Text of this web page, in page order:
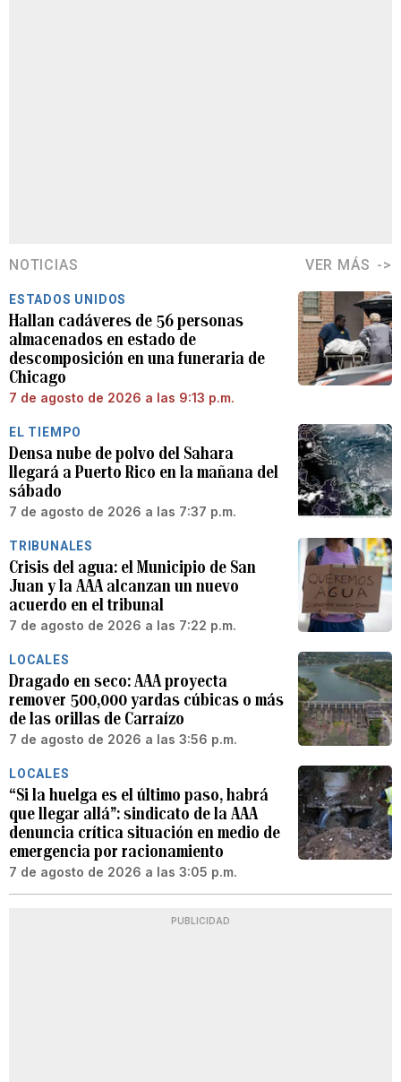
NOTICIAS VER MÁS
ESTADOS UNIDOS
Hallan cadáveres de 56 personas
almacenados en estado de
descomposición en una funeraria de
Chicago
7 de agosto de 2026 a las 9:13 p.m.
EL TIEMPO
Densa nube de polvo del Sahara
llegará a Puerto Rico en la mañana del
sábado
7 de agosto de 2026 a las 7:37 p.m.
TRIBUNALES
Crisis del agua: el Municipio de San
Juan y la AAA alcanzan un nuevo
acuerdo en el tribunal
7 de agosto de 2026 a las 7:22 p.m.
LOCALES
Dragado en seco: AAA proyecta
remover 500,000 yardas cúbicas o más
de las orillas de Carraízo
7 de agosto de 2026 a las 3:56 p.m.
LOCALES
“Si la huelga es el último paso, habrá
que llegar allá”: sindicato de la AAA
denuncia crítica situación en medio de
emergencia por racionamiento
7 de agosto de 2026 a las 3:05 p.m.
PUBLICIDAD